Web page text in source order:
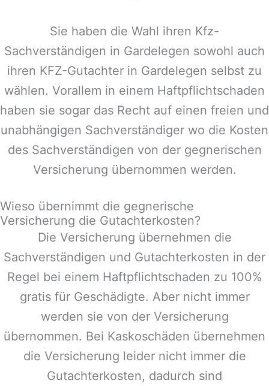
Sie haben die Wahl ihren Kfz-
Sachverständigen in Gardelegen sowohl auch
ihren KFZ-Gutachter in Gardelegen selbst zu
wählen. Vorallem in einem Haftpflichtschaden
haben sie sogar das Recht auf einen freien und
unabhängigen Sachverständiger wo die Kosten
des Sachverständigen von der gegnerischen
Versicherung übernommen werden.
Wieso übernimmt die gegnerische
Versicherung die Gutachterkosten?
Die Versicherung übernehmen die
Sachverständigen und Gutachterkosten in der
Regel bei einem Haftpflichtschaden zu 100%
gratis für Geschädigte. Aber nicht immer
werden sie von der Versicherung
übernommen. Bei Kaskoschäden übernehmen
die Versicherung leider nicht immer die
Gutachterkosten, dadurch sind